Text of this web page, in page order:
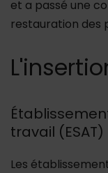
et a passé une
restauration des
travail (ESAT)
Les